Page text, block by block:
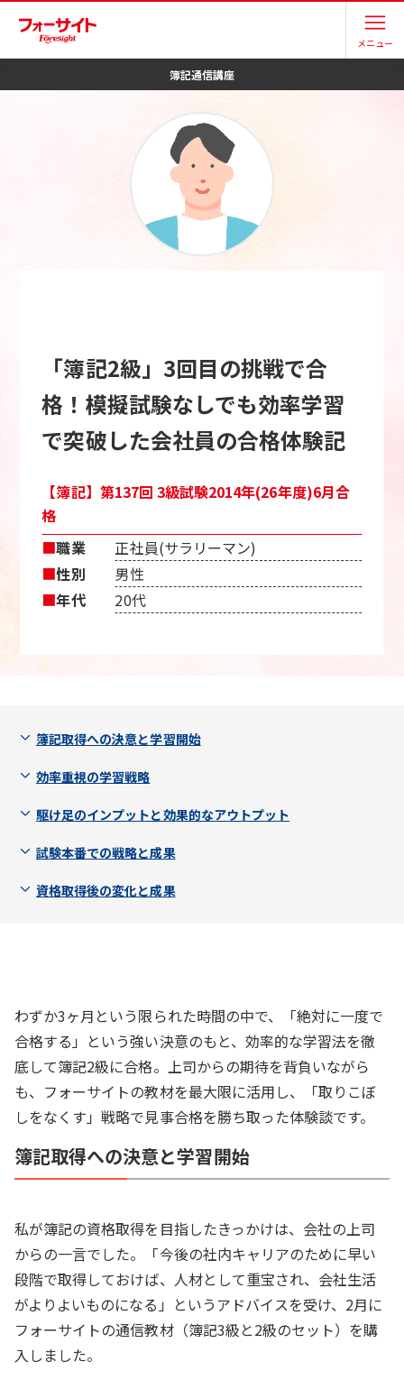
メニュー
簿記通信講座
「簿記2級」3回目の挑戦で合
格！模擬試験なしでも効率学習
で突破した会社員の合格体験記
【簿記】第137回 3級試験2014年(26年度)6月合
格
■職業
正社員(サラリーマン)
■性別
男性
■年代 20代
簿記取得への決意と学習開始
効率重視の学習戦略
駆け足のインプットと効果的なアウトプット
試験本番での戦略と成果
資格取得後の変化と成果
わずか3ヶ月という限られた時間の中で、「絶対に一度で
合格する」という強い決意のもと、効率的な学習法を徹
底して簿記2級に合格。上司からの期待を背負いながら
も、フォーサイトの教材を最大限に活用し、「取りこぼ
しをなくす」戦略で見事合格を勝ち取った体験談です。
簿記取得への決意と学習開始
私が簿記の資格取得を目指したきっかけは、会社の上司
からの一言でした。「今後の社内キャリアのために早い
段階で取得しておけば、人材として重宝され、会社生活
がよりよいものになる」というアドバイスを受け、2月に
フォーサイトの通信教材（簿記3級と2級のセット）を購
入しました。